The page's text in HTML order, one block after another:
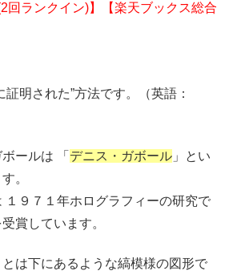
回ランクイン)】【楽天ブックス総合
明された”方法です。（英語：
ールは 「 デニス・ガボール 」とい
。
１９７１年ホログラフィーの研究で
賞しています。
とは下にあるような縞模様の図形で